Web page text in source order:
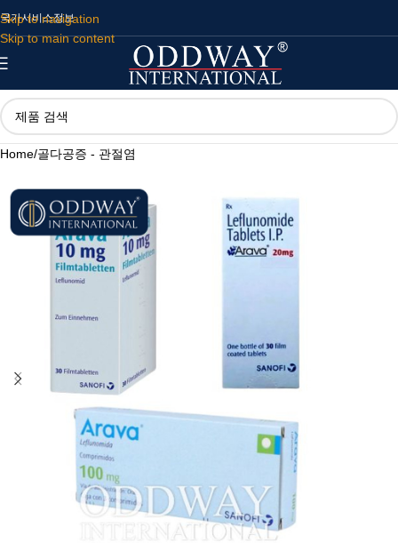
Skip to navigation
Skip to main content
국가서비스정보
Home/골다공증 - 관절염